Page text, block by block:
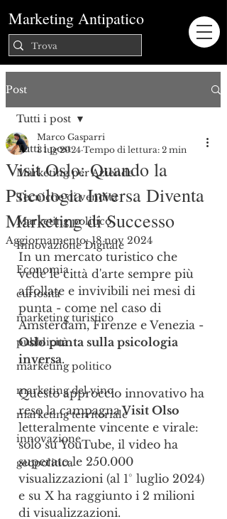
Marketing Antipatico
Post
Tutti i post
Marketing per Aziende
Tecniche di vendita
Marketing politico
Innovazione Digitale
Economia
curiosità
marketing turistico
pubblicità
marketing politico
marketing del vino
marketing territoriale
innovazione
geopolitica
Tutti i post
Visit Oslo: Quando la
Psicologia Inversa Diventa
Marketing di Successo
Marco Gasparri
3 lug 2024 Tempo di lettura: 2 min
Aggiornamento:18 nov 2024
In un mercato turistico che
vede le città d'arte sempre più
affollate e invivibili nei mesi di
punta - come nel caso di
Amsterdam, Firenze e Venezia -
Oslo punta sulla psicologia
inversa.
Questo approccio innovativo ha
reso la campagna Visit Olso
letteralmente vincente e virale:
solo su YouTube, il video ha
superato le 250.000
visualizzazioni (al 1° luglio 2024)
e su X ha raggiunto i 2 milioni
di visualizzazioni.